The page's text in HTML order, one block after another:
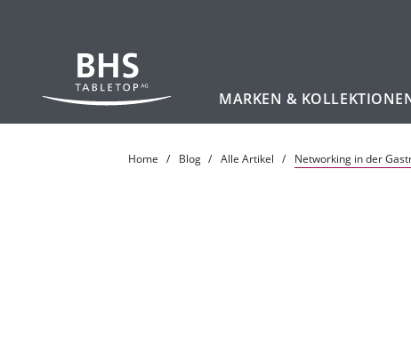
MARKEN &
Home Blog Alle Artikel Networking in der